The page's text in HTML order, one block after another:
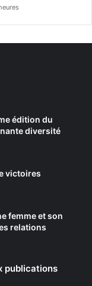
édition du
diversité
victoires
femme et son
relations
publications